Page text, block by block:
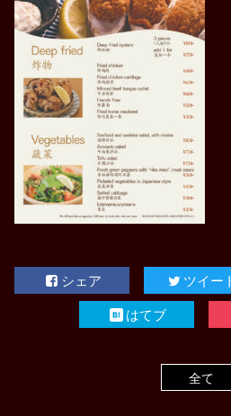
シェア ツイー
はてブ
全て